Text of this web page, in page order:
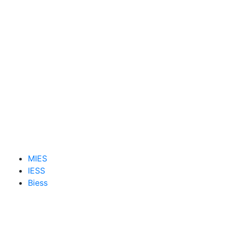
MIES
IESS
Biess